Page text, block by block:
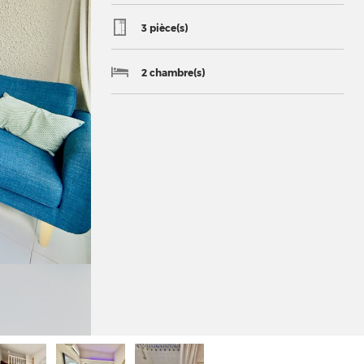
3 pièce(s)
2 chambre(s)